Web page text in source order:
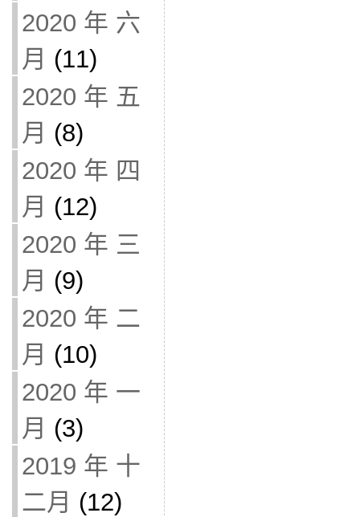
2020 年 六
月 (11)
2020 年 五
月 (8)
2020 年 四
月 (12)
2020 年 三
月 (9)
2020 年 二
月 (10)
2020 年 一
月 (3)
2019 年 十
二月 (12)